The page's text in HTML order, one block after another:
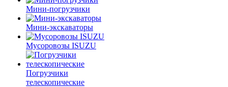
Мини-погрузчики
Мини-экскаваторы
Мусоровозы ISUZU
Погрузчики
телескопические